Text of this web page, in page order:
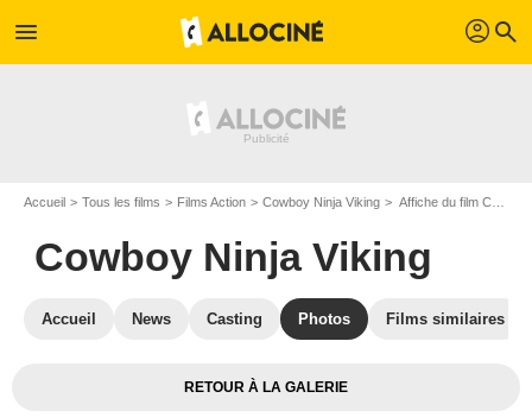
menu profil search
Accueil Tous les films Films Action Cowboy Ninja Viking Affiche du film Cowboy Ninja Viking - Photo 1
Cowboy Ninja Viking
Accueil News Casting Photos Films similaires
RETOUR À LA GALERIE